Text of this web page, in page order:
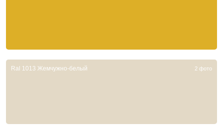
Ral 1013 Жемчужно-белый 2 фото